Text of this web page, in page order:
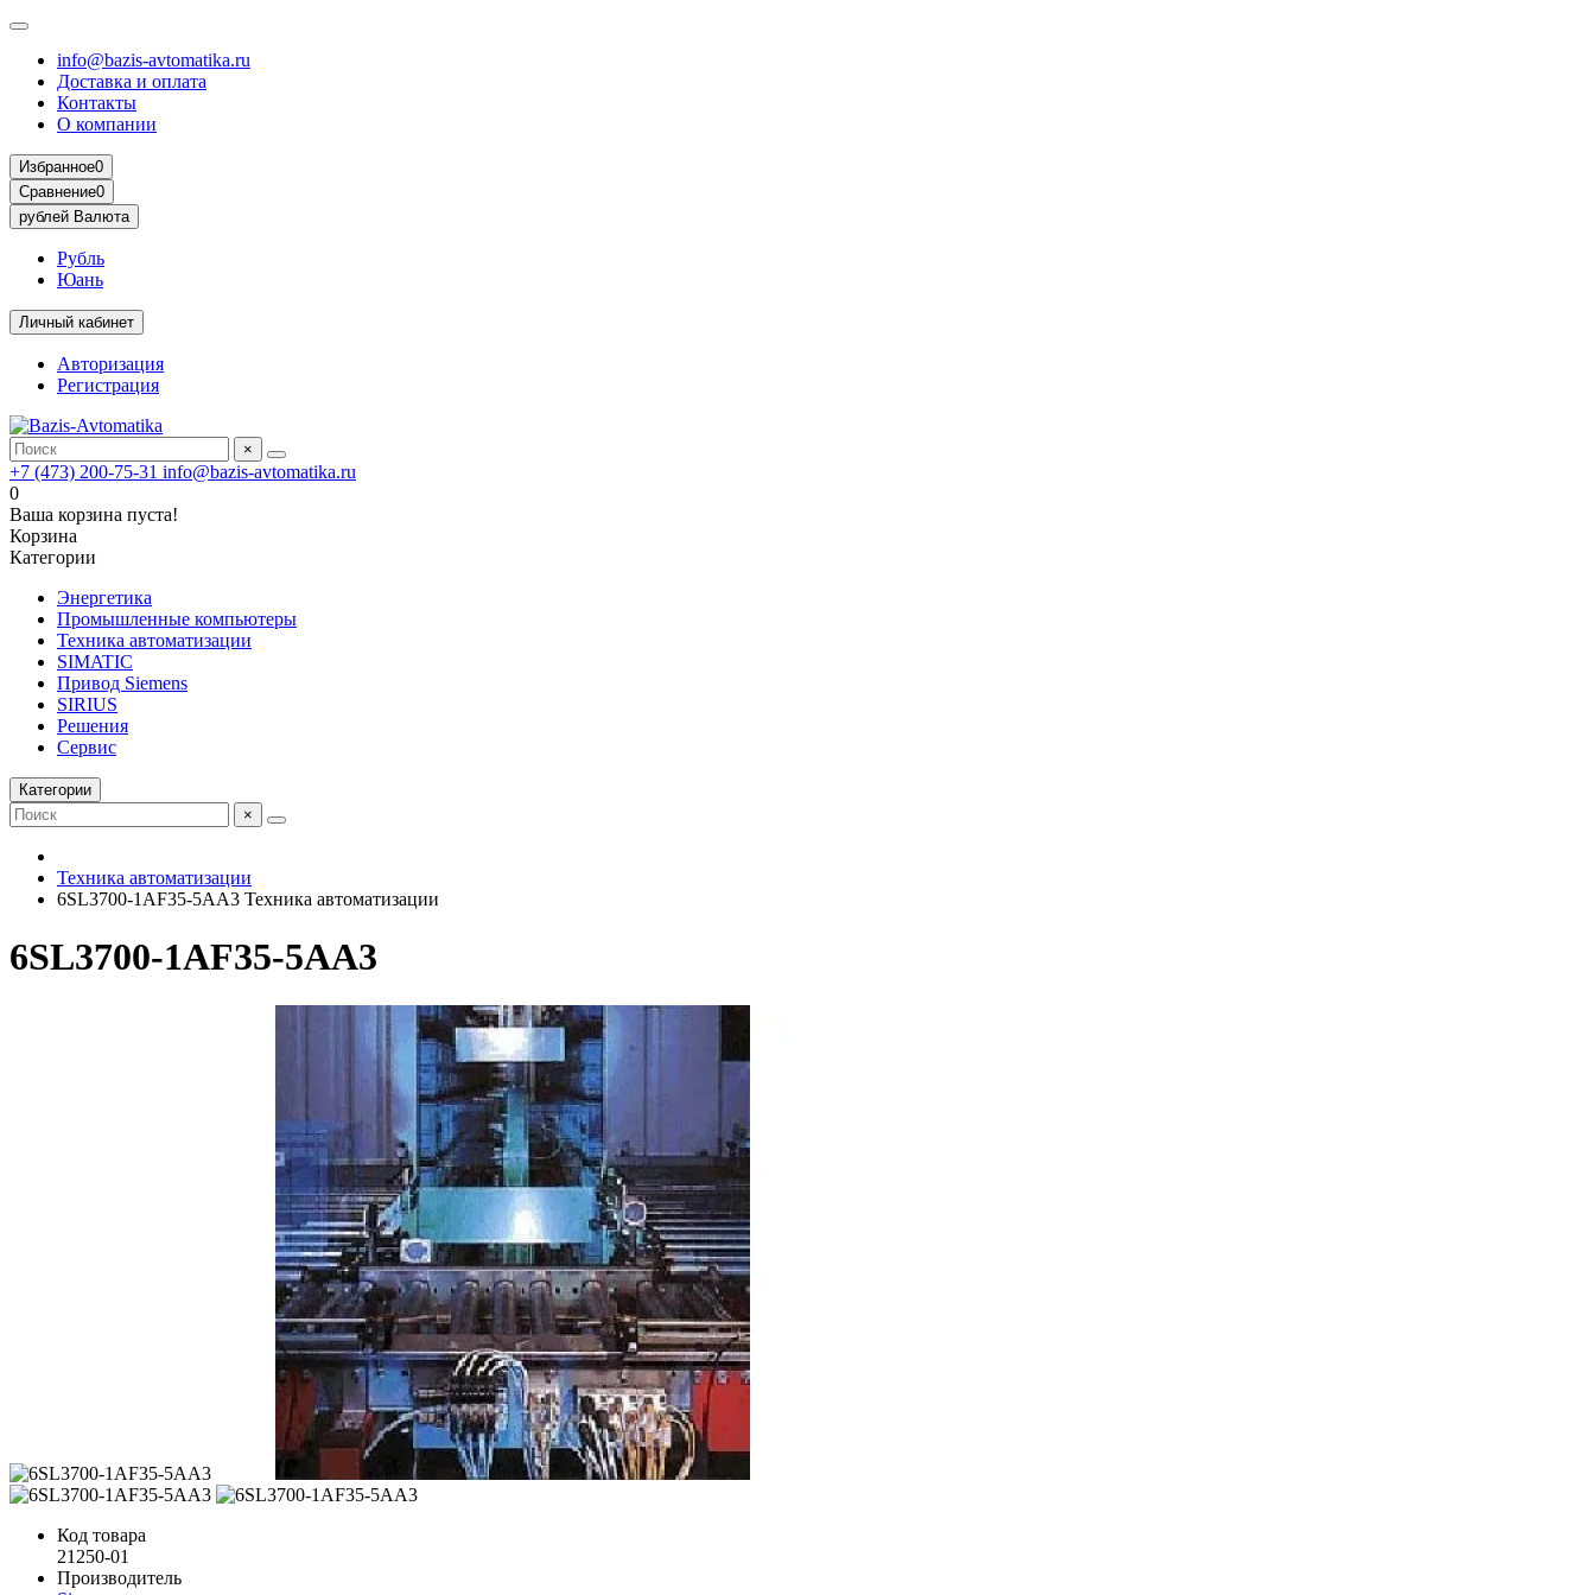
info@bazis-avtomatika.ru
Доставка и оплата
Контакты
О компании
Избранное0
Сравнение0
рублей Валюта
Рубль
Юань
Личный кабинет
Авторизация
Регистрация
×
+7 (473) 200-75-31 info@bazis-avtomatika.ru
0
Ваша корзина пуста!
Корзина
Категории
Энергетика
Промышленные компьютеры
Техника автоматизации
SIMATIC
Привод Siemens
SIRIUS
Решения
Сервис
Категории
×
Техника автоматизации
6SL3700-1AF35-5AA3 Техника автоматизации
6SL3700-1AF35-5AA3
Код товара
21250-01
Производитель